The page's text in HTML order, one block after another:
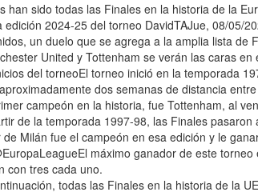
han sido todas las Finales en la historia de la
edición 2024-25 del torneo DavidTAJue, 08/05/
un duelo que se agrega a la amplia lista de
United y Tottenham se verán las caras
del torneoEl torneo inició en la temporada
dos semanas de distancia
campeón en la historia, fue Tottenham, al
de la temporada 1997-98, las Finales
de Milán fue el campeón en esa edición y le
máximo ganador de este
con tres cada uno.
todas las Finales en la historia de la